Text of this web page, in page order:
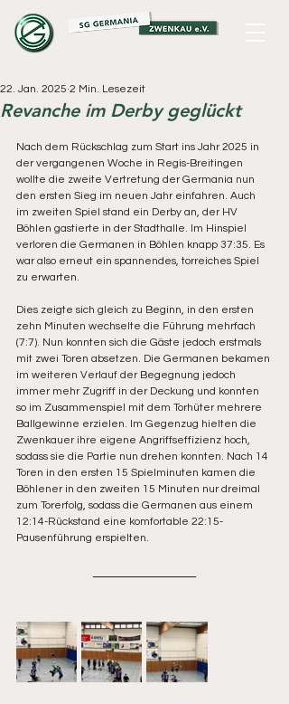
Revanche im Derby geglückt
22. Jan. 2025 2 Min. Lesezeit
Nach dem Rückschlag zum Start ins Jahr 2025 in
der vergangenen Woche in Regis-Breitingen
wollte die zweite Vertretung der Germania nun
den ersten Sieg im neuen Jahr einfahren. Auch
im zweiten Spiel stand ein Derby an, der HV
Böhlen gastierte in der Stadthalle. Im Hinspiel
verloren die Germanen in Böhlen knapp 37:35. Es
war also erneut ein spannendes, torreiches Spiel
zu erwarten.
Dies zeigte sich gleich zu Beginn, in den ersten
zehn Minuten wechselte die Führung mehrfach
(7:7). Nun konnten sich die Gäste jedoch erstmals
mit zwei Toren absetzen. Die Germanen bekamen
im weiteren Verlauf der Begegnung jedoch
immer mehr Zugriff in der Deckung und konnten
so im Zusammenspiel mit dem Torhüter mehrere
Ballgewinne erzielen. Im Gegenzug hielten die
Zwenkauer ihre eigene Angriffseffizienz hoch,
sodass sie die Partie nun drehen konnten. Nach 14
Toren in den ersten 15 Spielminuten kamen die
Böhlener in den zweiten 15 Minuten nur dreimal
zum Torerfolg, sodass die Germanen aus einem
12:14-Rückstand eine komfortable 22:15-
Pausenführung erspielten.